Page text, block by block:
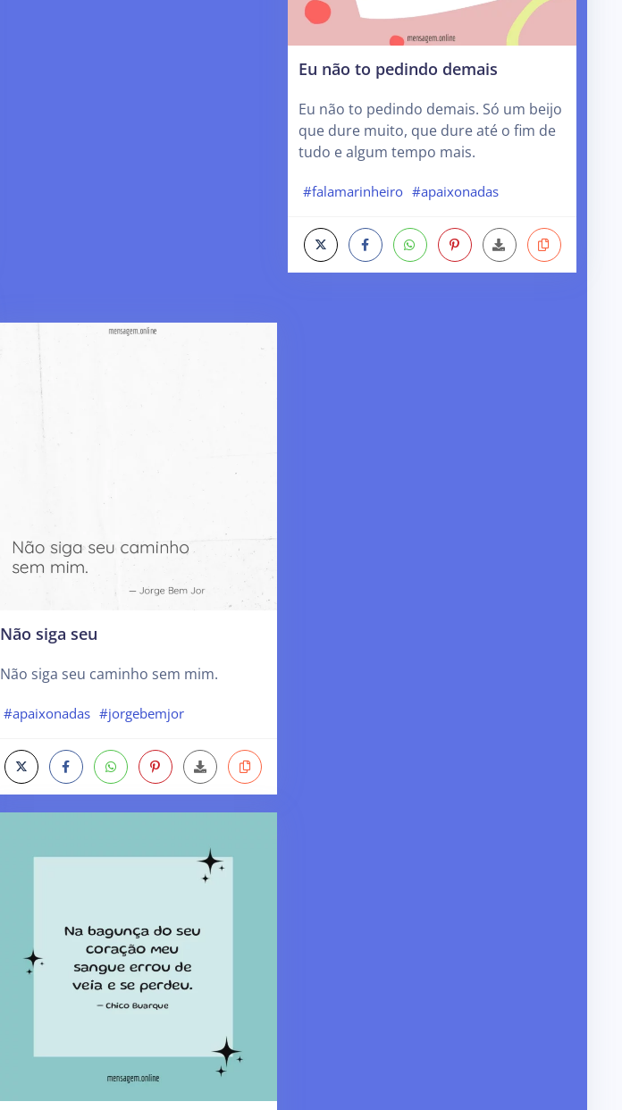
Não siga seu
Não siga seu caminho sem mim.
#apaixonadas #jorgebemjor
Eu não to pedindo demais
Eu não to pedindo demais. Só um beijo
que dure muito, que dure até o fim de
tudo e algum tempo mais.
#falamarinheiro #apaixonadas